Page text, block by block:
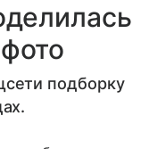
подборку